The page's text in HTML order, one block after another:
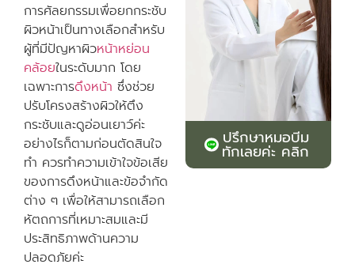
การศัลยกรรมเพื่อยกกระชับ
ผิวหน้าเป็นทางเลือกสำหรับ
ผู้ที่มีปัญหาผิวหน้าหย่อน
คล้อยในระดับมาก โดย
เฉพาะการดึงหน้า ซึ่งช่วย
ปรับโครงสร้างผิวให้ตึง
กระชับและดูอ่อนเยาว์ค่ะ
อย่างไรก็ตามก่อนตัดสินใจ
ทำ ควรทำความเข้าใจข้อเสีย
ของการดึงหน้าและข้อจำกัด
ต่าง ๆ เพื่อให้สามารถเลือก
หัตถการที่เหมาะสมและมี
ประสิทธิภาพด้านความ
ปลอดภัยค่ะ
ปรึกษาหมอบีม
ทักเลยค่ะ คลิก